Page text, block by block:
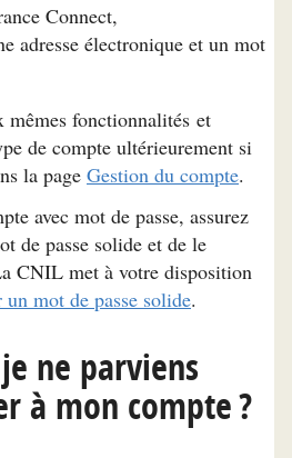
Connect,
adresse électronique et un mot
mêmes fonctionnalités et
de compte ultérieurement si
la page Gestion du compte.
avec mot de passe, assurez
de passe solide et de le
CNIL met à votre disposition
mot de passe solide.
ne parviens
à mon compte ?